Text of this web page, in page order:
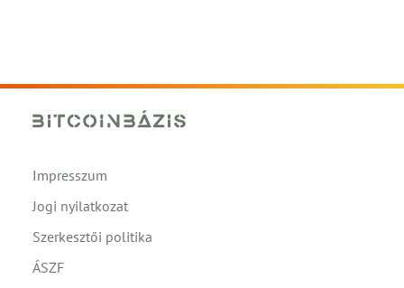
Impresszum
Jogi nyilatkozat
Szerkesztői politika
ÁSZF